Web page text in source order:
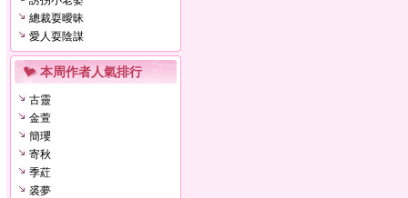
總裁耍曖昧
愛人耍陰謀
本周作者人氣排行
古靈
金萱
簡瓔
寄秋
季葒
裘夢